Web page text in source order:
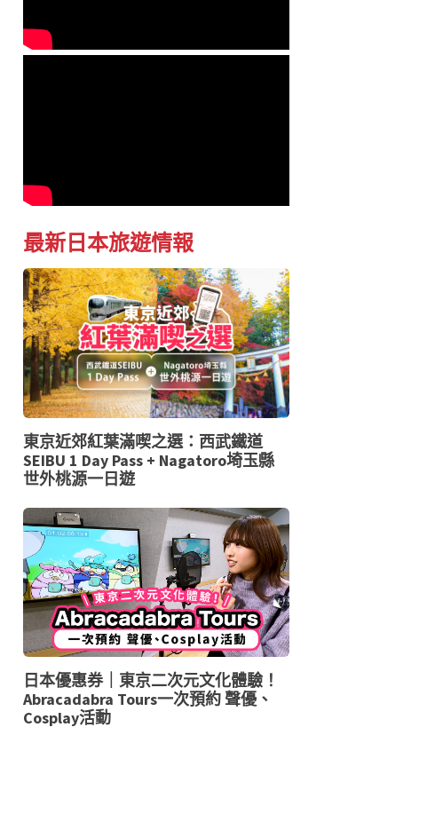
最新日本旅遊情報
東京近郊紅葉滿喫之選：西武鐵道
SEIBU 1 Day Pass + Nagatoro埼玉縣
世外桃源一日遊
日本優惠券｜東京二次元文化體驗！
Abracadabra Tours一次預約 聲優、
Cosplay活動